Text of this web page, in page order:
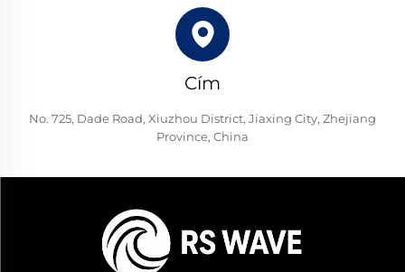
Cím
No. 725, Dade Road, Xiuzhou District, Jiaxing City, Zhejiang
Province, China